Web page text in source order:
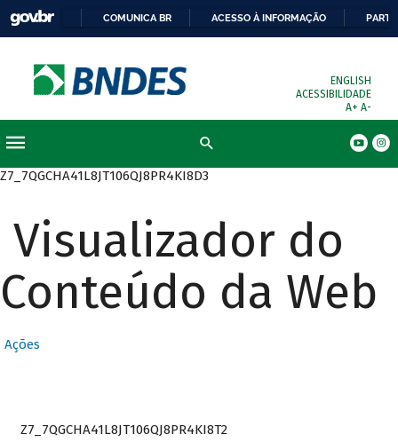
COMUNICA BR ACESSO À INFORMAÇÃO
ENGLISH
ACESSIBILIDADE
A+ A-
Z7_7QGCHA41L8JT106QJ8PR4KI8D3
Visualizador do
Conteúdo da Web
Ações
Z7_7QGCHA41L8JT106QJ8PR4KI8T2